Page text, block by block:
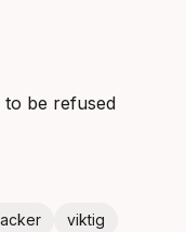
to be refused
viktig